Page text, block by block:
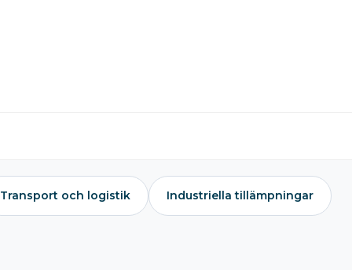
Transport och logistik Industriella tillämpningar